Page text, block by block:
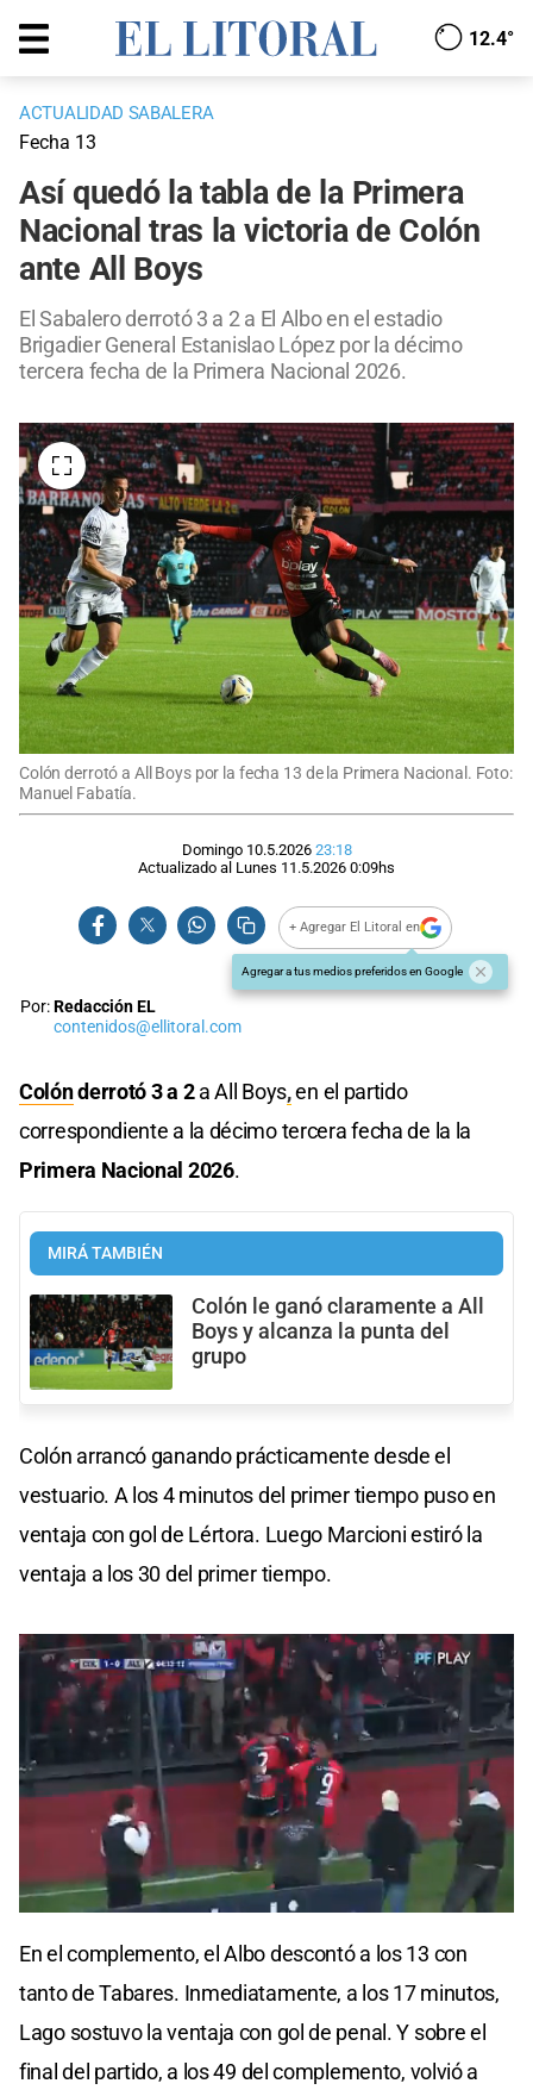
12.4°
ACTUALIDAD SABALERA
Fecha 13
Así quedó la tabla de la Primera
Nacional tras la victoria de Colón
ante All Boys
El Sabalero derrotó 3 a 2 a El Albo en el estadio
Brigadier General Estanislao López por la décimo
tercera fecha de la Primera Nacional 2026.
Colón derrotó a All Boys por la fecha 13 de la Primera Nacional. Foto:
Manuel Fabatía.
Domingo 10.5.2026 23:18
Actualizado al Lunes 11.5.2026 0:09hs
+ Agregar El Litoral en
Agregar a tus medios preferidos en Google
Por:Redacción EL
contenidos@ellitoral.com
Colónderrotó 3 a 2a All Boys,en el partido
correspondiente a la décimo tercera fecha de la la
Primera Nacional 2026.
MIRÁ TAMBIÉN
Colón le ganó claramente a All
Boys y alcanza la punta del
grupo
Colón arrancó ganando prácticamente desde el
vestuario. A los 4 minutos del primer tiempo puso en
ventaja con gol de Lértora. Luego Marcioni estiró la
ventaja a los 30 del primer tiempo.
18
Cargando anuncio
En el complemento, el Albo descontó a los 13 con
tanto de Tabares. Inmediatamente, a los 17 minutos,
Lago sostuvo la ventaja con gol de penal. Y sobre el
final del partido, a los 49 del complemento, volvió a